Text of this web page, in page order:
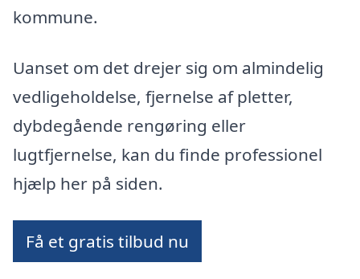
kommune.
Uanset om det drejer sig om almindelig
vedligeholdelse, fjernelse af pletter,
dybdegående rengøring eller
lugtfjernelse, kan du finde professionel
hjælp her på siden.
Få et gratis tilbud nu